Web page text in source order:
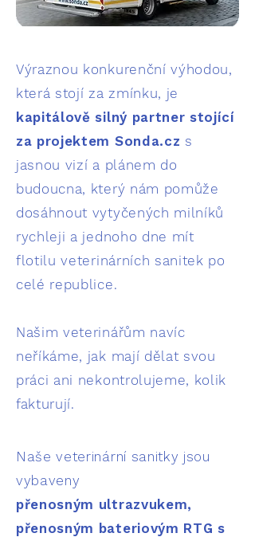
Výraznou konkurenční výhodou,
která stojí za zmínku, je
kapitálově silný partner stojící
za projektem Sonda.cz s
jasnou vizí a plánem do
budoucna, který nám pomůže
dosáhnout vytyčených milníků
rychleji a jednoho dne mít
flotilu veterinárních sanitek po
celé republice.​
​Našim veterinářům navíc
neříkáme, jak mají dělat svou
práci ani nekontrolujeme, kolik
fakturují.
Naše veterinární sanitky jsou
vybaveny
přenosným ultrazvukem,
přenosným bateriovým RTG s